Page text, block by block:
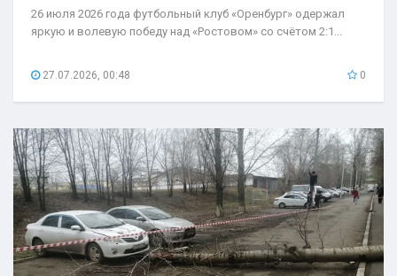
26 июля 2026 года футбольный клуб «Оренбург» одержал
яркую и волевую победу над «Ростовом» со счётом 2:1...
27.07.2026, 00:48 0